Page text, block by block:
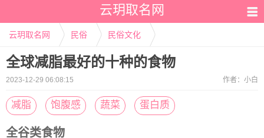
云玥取名网
云玥取名网 民俗 民俗文化
全球减脂最好的十种的食物
2023-12-29 06:08:15 作者： 小白
减脂 饱腹感 蔬菜 蛋白质
全谷类食物